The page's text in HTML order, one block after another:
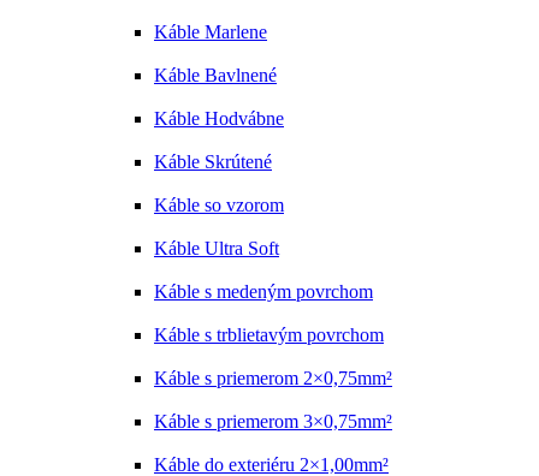
Káble Marlene
Káble Bavlnené
Káble Hodvábne
Káble Skrútené
Káble so vzorom
Káble Ultra Soft
Káble s medeným povrchom
Káble s trblietavým povrchom
Káble s priemerom 2×0,75mm²
Káble s priemerom 3×0,75mm²
Káble do exteriéru 2×1,00mm²